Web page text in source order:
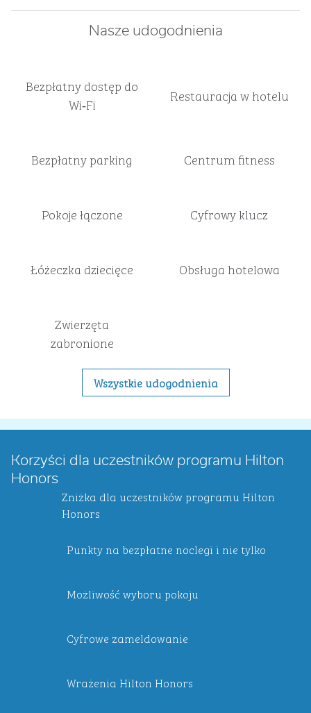
Nasze udogodnienia
Bezpłatny dostęp do
Wi‑Fi
Restauracja w hotelu
Bezpłatny parking Centrum fitness
Pokoje łączone Cyfrowy klucz
Łóżeczka dziecięce Obsługa hotelowa
Zwierzęta
zabronione
Wszystkie udogodnienia
Korzyści dla uczestników programu Hilton
Honors
Zniżka dla uczestników programu Hilton
Honors
Punkty na bezpłatne noclegi i nie tylko
Możliwość wyboru pokoju
Cyfrowe zameldowanie
Wrażenia Hilton Honors